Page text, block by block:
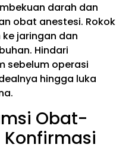
darah dan
obat anestesi. Rokok
jaringan dan
Hindari
sebelum operasi
hingga luka
Obat-